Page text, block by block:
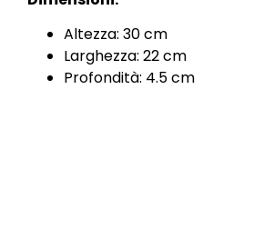
Altezza: 30 cm
Larghezza: 22 cm
Profondità: 4.5 cm